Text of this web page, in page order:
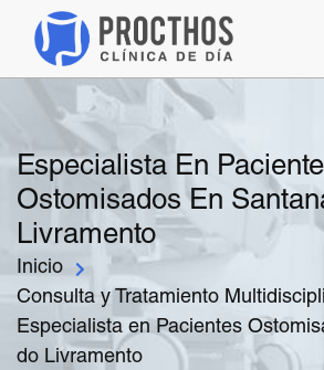
Especialista En
Ostomisados En
Livramento
Inicio
Consulta y Tratamiento
Especialista en Pacientes
do Livramento